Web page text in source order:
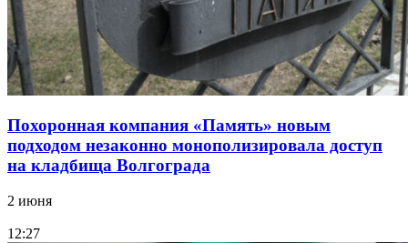
Похоронная компания «Память» новым
подходом незаконно монополизировала доступ
на кладбища Волгограда
2 июня
12:27